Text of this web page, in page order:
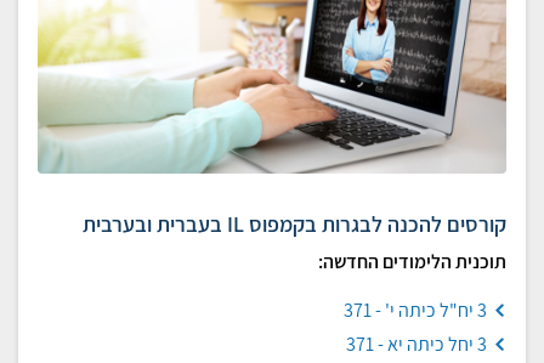
קורסים להכנה לבגרות בקמפוס IL בעברית ובערבית
תוכנית הלימודים החדשה:
3 יח"ל כיתה י' - 371
3 יחל כיתה יא - 371